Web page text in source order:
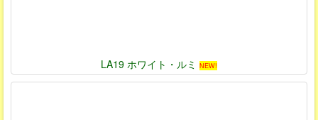
LA19 ホワイト・ルミ NEW!